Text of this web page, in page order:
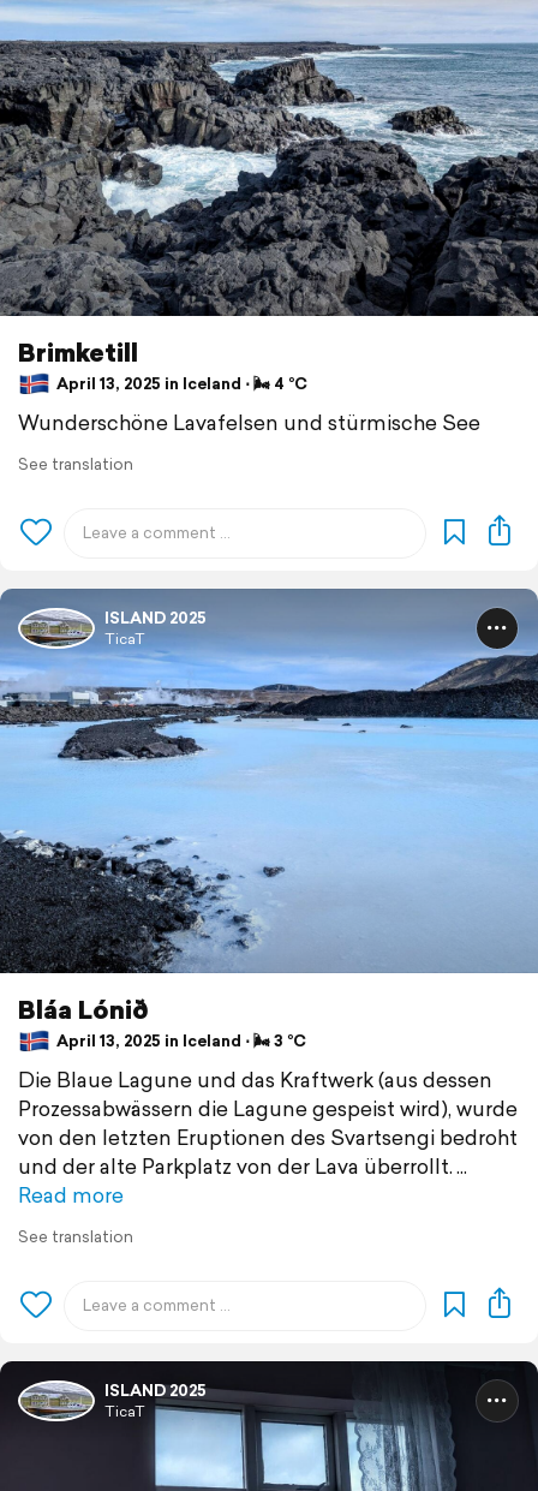
Brimketill
April 13, 2025 in Iceland ⋅ 🌬 4 °C
Wunderschöne Lavafelsen und stürmische See
See translation
ISLAND 2025
TicaT
Bláa Lónið
April 13, 2025 in Iceland ⋅ 🌬 3 °C
Die Blaue Lagune und das Kraftwerk (aus dessen
Prozessabwässern die Lagune gespeist wird), wurde
von den letzten Eruptionen des Svartsengi bedroht
und der alte Parkplatz von der Lava überrollt.
Read more
See translation
ISLAND 2025
TicaT